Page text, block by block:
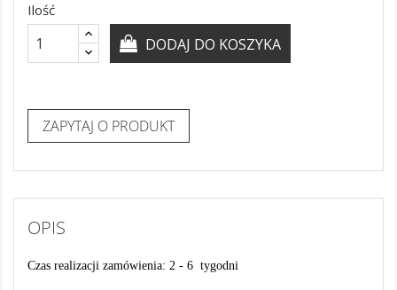
OPIS
Czas realizacji zamówienia: 2 - 6 tygodni
Ilość
DODAJ DO KOSZYKA
ZAPYTAJ O PRODUKT